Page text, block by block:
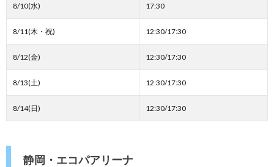
8/10(水) 17:30
8/11(木・祝) 12:30/17:30
8/12(金) 12:30/17:30
8/13(土) 12:30/17:30
8/14(日) 12:30/17:30
静岡・エコパアリーナ